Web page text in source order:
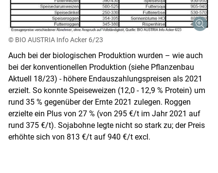
Skip to main content
© BIO AUSTRIA Info Acker 6/23
Auch bei der biologischen Produktion wurden – wie auch
bei der konventionellen Produktion (siehe Pflanzenbau
Aktuell 18/23) - höhere Endauszahlungspreisen als 2021
erzielt. So konnte Speiseweizen (12,0 - 12,9 % Protein) um
rund 35 % gegenüber der Ernte 2021 zulegen. Roggen
erzielte ein Plus von 27 % (von 295 €/t im Jahr 2021 auf
rund 375 €/t). Sojabohne legte nicht so stark zu; der Preis
erhöhte sich von 813 €/t auf 940 €/t excl.